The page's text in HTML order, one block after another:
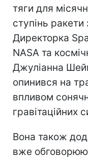
тяги для
ступінь
Директорка
NASA та
Джуліанна
опинився на
впливом
гравітаційних
Вона також
вже